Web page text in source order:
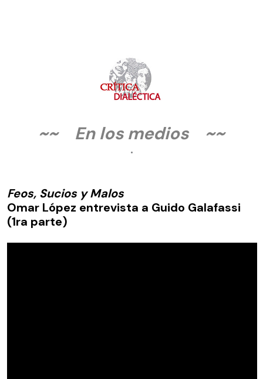
~~ En los medios ~~
.
Feos, Sucios y Malos
Omar López entrevista a Guido Galafassi
(1ra parte)